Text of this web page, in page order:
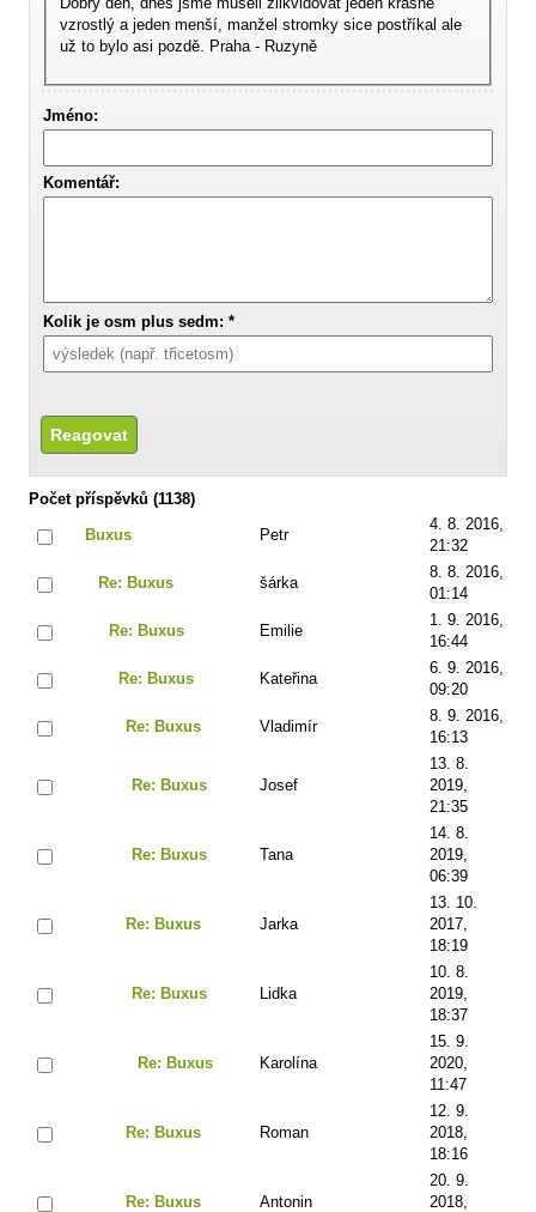
vzrostlý a jeden menší, manžel stromky sice postříkal ale
už to bylo asi pozdě. Praha - Ruzyně
Jméno:
Komentář:
Kolik je osm plus sedm: *
Počet příspěvků (1138)
Buxus
Petr
4. 8. 2016,
21:32
Re: Buxus šárka
8. 8. 2016,
01:14
Re: Buxus Emilie
1. 9. 2016,
16:44
Re: Buxus Kateřina
6. 9. 2016,
09:20
Re: Buxus Vladimír
8. 9. 2016,
16:13
Re: Buxus Josef
13. 8.
2019,
21:35
Re: Buxus Tana
14. 8.
2019,
06:39
Re: Buxus Jarka
13. 10.
2017,
18:19
Re: Buxus Lidka
10. 8.
2019,
18:37
Re: Buxus Karolína
15. 9.
2020,
11:47
Re: Buxus Roman
12. 9.
2018,
18:16
Re: Buxus Antonin
20. 9.
2018,